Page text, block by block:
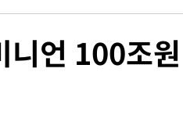
언 100조원